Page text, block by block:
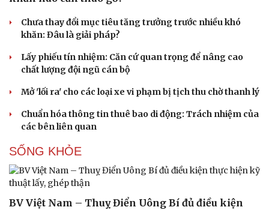
Du lịch
Tư vấn
Săn Tour
check-in
Câu chuyện thời sự
Đọc truyện đêm khuya
Cửa sổ tình yêu
Chưa thay đổi mục tiêu tăng trưởng trước nhiều khó
khăn: Đâu là giải pháp?
Lấy phiếu tín nhiệm: Căn cứ quan trọng để nâng cao
chất lượng đội ngũ cán bộ
Mở 'lối ra' cho các loại xe vi phạm bị tịch thu chờ thanh lý
Chuẩn hóa thông tin thuê bao di động: Trách nhiệm của
các bên liên quan
SỐNG KHỎE
BV Việt Nam – Thuỵ Điển Uông Bí đủ điều kiện